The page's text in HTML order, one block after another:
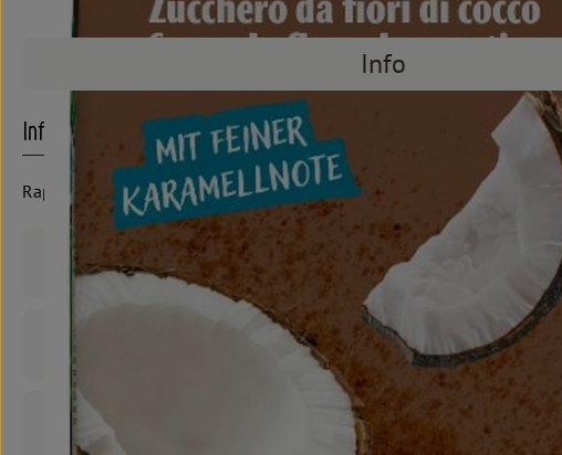
Info
Info
Rapunzel
Produktinformationen
Produktdatenblatt